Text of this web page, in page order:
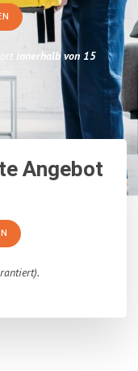
innerhalb von 15
Angebot